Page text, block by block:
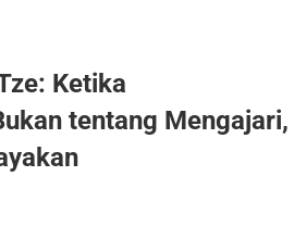
Ketika
tentang Mengajari,